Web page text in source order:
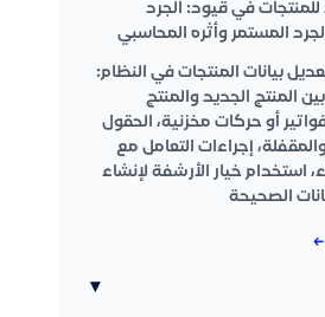
للمنتجات في قيود: الجرد
المستمر وأثره المحاسبي
بيانات المنتجات في النظام:
المنتج الجديد والمنتج
أو حركات مخزنية، الحقول
والمقفلة، إجراءات التعامل مع
استخدام خيار الأرشفة لإنشاء
الصحيحة
←
▾